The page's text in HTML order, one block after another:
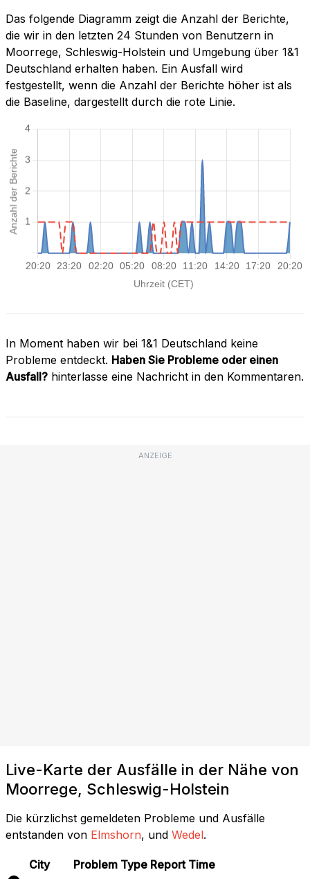
Das folgende Diagramm zeigt die Anzahl der Berichte,
die wir in den letzten 24 Stunden von Benutzern in
Moorrege, Schleswig-Holstein und Umgebung über 1&1
Deutschland erhalten haben. Ein Ausfall wird
festgestellt, wenn die Anzahl der Berichte höher ist als
die Baseline, dargestellt durch die rote Linie.
In Moment haben wir bei 1&1 Deutschland keine
Probleme entdeckt. Haben Sie Probleme oder einen
Ausfall? hinterlasse eine Nachricht in den Kommentaren.
ANZEIGE
Live-Karte der Ausfälle in der Nähe von
Moorrege, Schleswig-Holstein
Die kürzlichst gemeldeten Probleme und Ausfälle
entstanden von Elmshorn, und Wedel.
City Problem Type Report Time